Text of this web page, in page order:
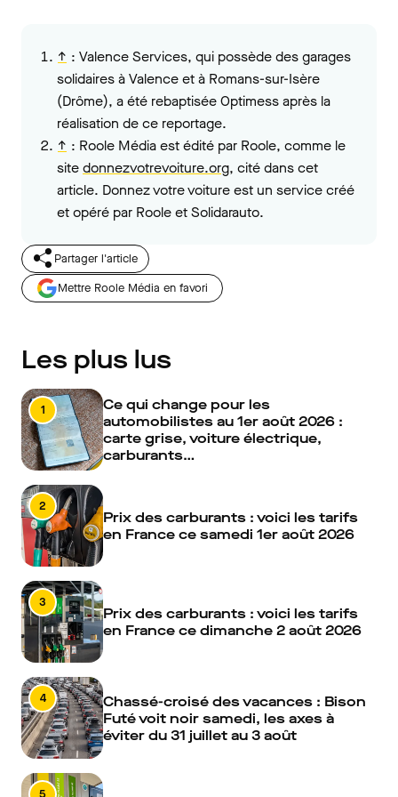
↑ : Valence Services, qui possède des garages
solidaires à Valence et à Romans-sur-Isère
(Drôme), a été rebaptisée Optimess après la
réalisation de ce reportage.
↑ : Roole Média est édité par Roole, comme le
sitedonnezvotrevoiture.org, cité dans cet
article. Donnez votre voiture est un service créé
et opéré par Roole et Solidarauto.
Partager l'article
Mettre Roole Média en favori
Les plus lus
1
Ce qui change pour les
automobilistes au 1er août 2026 :
carte grise, voiture électrique,
carburants…
2
Prix des carburants : voici les tarifs
en France ce samedi 1er août 2026
3
Prix des carburants : voici les tarifs
en France ce dimanche 2 août 2026
4
Chassé-croisé des vacances : Bison
Futé voit noir samedi, les axes à
éviter du 31 juillet au 3 août
5